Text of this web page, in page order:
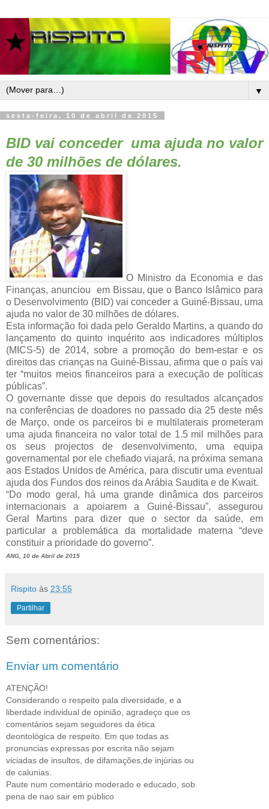
▼
sexta-feira, 10 de abril de 2015
BID vai conceder uma ajuda no valor
de 30 milhões de dólares.
O Ministro da Economia e das
Finanças, anunciou em Bissau, que o Banco Islâmico para
o Desenvolvimento (BID) vai conceder a Guiné-Bissau, uma
ajuda no valor de 30 milhões de dólares.
Esta informação foi dada pelo Geraldo Martins, a quando do
lançamento do quinto inquérito aos indicadores múltiplos
(MICS-5) de 2014, sobre a promoção do bem-estar e os
direitos das crianças na Guiné-Bissau, afirma que o país vai
ter “muitos meios financeiros para a execução de políticas
públicas”.
O governante disse que depois do resultados alcançados
na conferências de doadores no passado dia 25 deste mês
de Março, onde os parceiros bi e multilaterais prometeram
uma ajuda financeira no valor total de 1.5 mil milhões para
os seus projectos de desenvolvimento, uma equipa
governamental por ele chefiado viajará, na próxima semana
aos Estados Unidos de América, para discutir uma eventual
ajuda dos Fundos dos reinos da Arábia Saudita e de Kwait.
“Do modo geral, há uma grande dinâmica dos parceiros
internacionais a apoiarem a Guiné-Bissau”, assegurou
Geral Martins para dizer que o sector da saúde, em
particular a problemática da mortalidade materna “deve
constituir a prioridade do governo”.
ANG, 10 de Abril de 2015
Rispito às 23:55
Partilhar
Sem comentários:
Enviar um comentário
ATENÇÃO!
Considerando o respeito pala diversidade, e a
liberdade individual de opinião, agradeço que os
comentários sejam seguidores da ética
deontológica de respeito. Em que todas as
pronuncias expressas por escrita não sejam
viciadas de insultos, de difamações,de injúrias ou
de calunias.
Paute num comentário moderado e educado, sob
pena de nao sair em público